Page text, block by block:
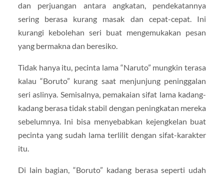
dan perjuangan antara angkatan, pendekatannya
sering berasa kurang masak dan cepat-cepat. Ini
kurangi kebolehan seri buat mengemukakan pesan
yang bermakna dan beresiko.
Tidak hanya itu, pecinta lama “Naruto” mungkin terasa
kalau “Boruto” kurang saat menjunjung peninggalan
seri aslinya. Semisalnya, pemakaian sifat lama kadang-
kadang berasa tidak stabil dengan peningkatan mereka
sebelumnya. Ini bisa menyebabkan kejengkelan buat
pecinta yang sudah lama terlilit dengan sifat-karakter
itu.
Di lain bagian, “Boruto” kadang berasa seperti udah